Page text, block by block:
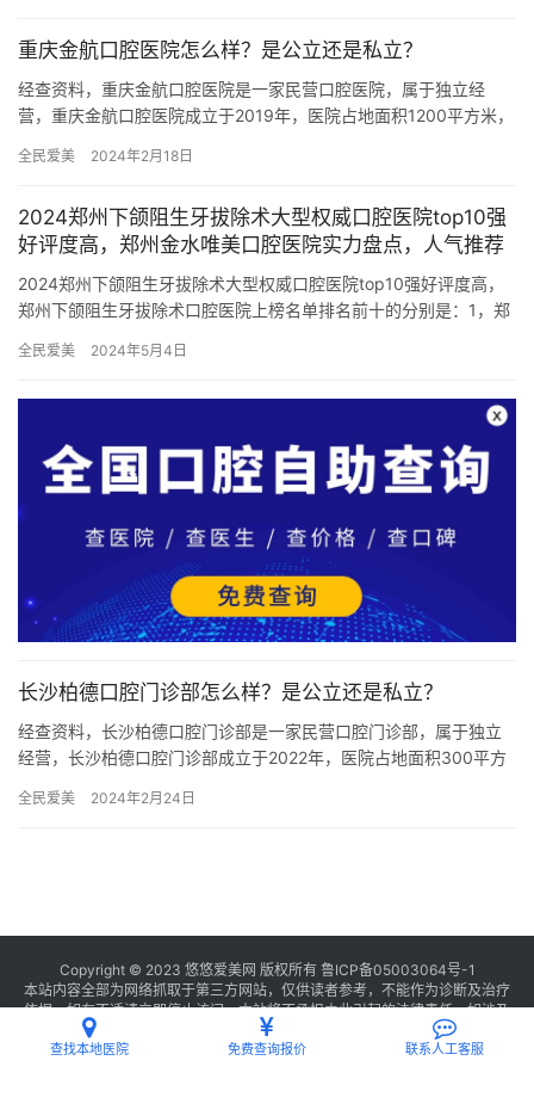
重庆金航口腔医院怎么样？是公立还是私立？
经查资料，重庆金航口腔医院是一家民营口腔医院，属于独立经
营，重庆金航口腔医院成立于2019年，医院占地面积1200平方米，
全民爱美 2024年2月18日
2024郑州下颌阻生牙拔除术大型权威口腔医院top10强
好评度高，郑州金水唯美口腔医院实力盘点，人气推荐
2024郑州下颌阻生牙拔除术大型权威口腔医院top10强好评度高，
郑州下颌阻生牙拔除术口腔医院上榜名单排名前十的分别是：1，郑
全民爱美 2024年5月4日
长沙柏德口腔门诊部怎么样？是公立还是私立？
经查资料，长沙柏德口腔门诊部是一家民营口腔门诊部，属于独立
经营，长沙柏德口腔门诊部成立于2022年，医院占地面积300平方
全民爱美 2024年2月24日
Copyright © 2023 悠悠爱美网 版权所有 鲁ICP备05003064号-1
本站内容全部为网络抓取于第三方网站，仅供读者参考，不能作为诊断及治疗
依据，如有不适请立即停止访问，本站将不承担由此引起的法律责任。如涉及
联系我们
查找本地医院 免费查询报价 联系人工客服